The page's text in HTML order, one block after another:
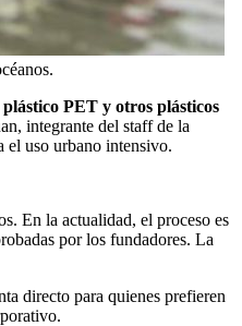
PET y otros plásticos
integrante del staff de la
el uso urbano intensivo.
En la actualidad, el proceso es
por los fundadores. La
directo para quienes prefieren